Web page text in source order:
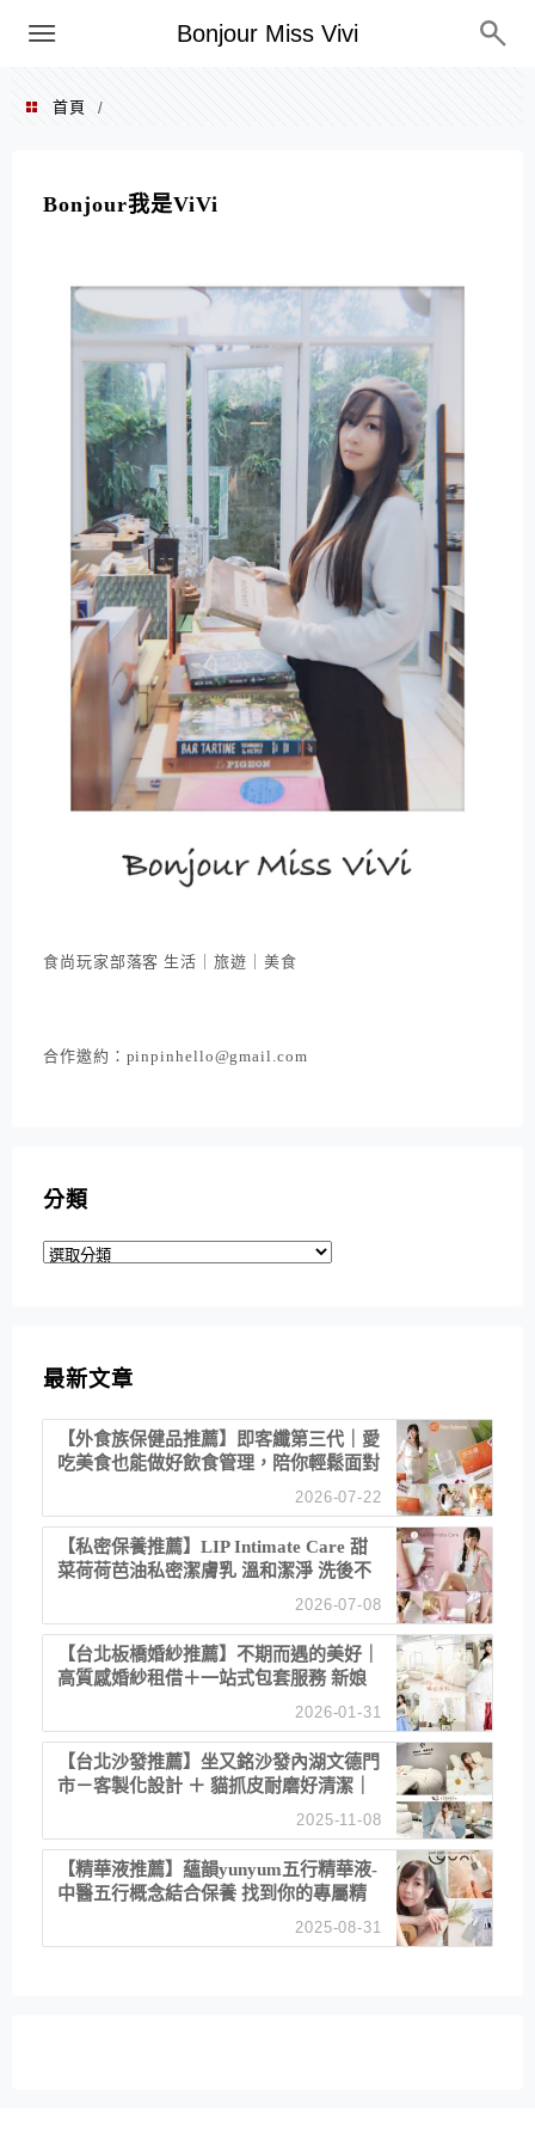
Bonjour Miss Vivi
選單
首頁 /
Bonjour我是ViVi
食尚玩家部落客 生活｜旅遊｜美食
合作邀約：pinpinhello@gmail.com
分類
分
最新文章
【外食族保健品推薦】即客纖第三代｜愛
吃美食也能做好飲食管理，陪你輕鬆面對
2026-07-22
【私密保養推薦】LIP Intimate Care 甜
菜荷荷芭油私密潔膚乳 溫和潔淨 洗後不
2026-07-08
【台北板橋婚紗推薦】不期而遇的美好｜
高質感婚紗租借＋一站式包套服務 新娘
2026-01-31
【台北沙發推薦】坐又銘沙發內湖文德門
市－客製化設計 ＋ 貓抓皮耐磨好清潔｜
直營直銷、價格透明 高CP值打造夢想
居家風格
2025-11-08
【精華液推薦】蘊韻yunyum五行精華液-
中醫五行概念結合保養 找到你的專屬精
華！ 水㊀土㊀就選「潤・賦精華」維持
肌膚剛剛好的平衡
2025-08-31